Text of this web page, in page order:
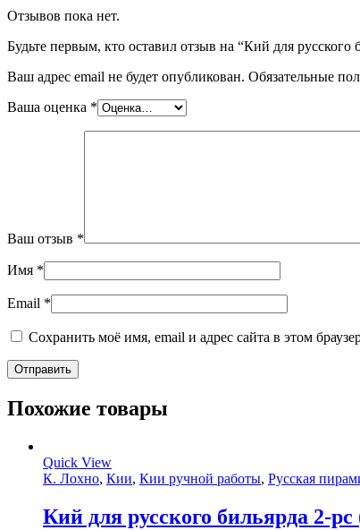
Отзывов пока нет.
Будьте первым, кто оставил отзыв на “Кий для
Ваш адрес email не будет опубликован. Обязательные
Ваша оценка *
Ваш отзыв *
Имя *
Email *
Сохранить моё имя, email и адрес сайта в этом
Похожие товары
Quick View
К. Лохно, Кии, Кии ручной работы, Русская
Кий для русского бильярда 2-